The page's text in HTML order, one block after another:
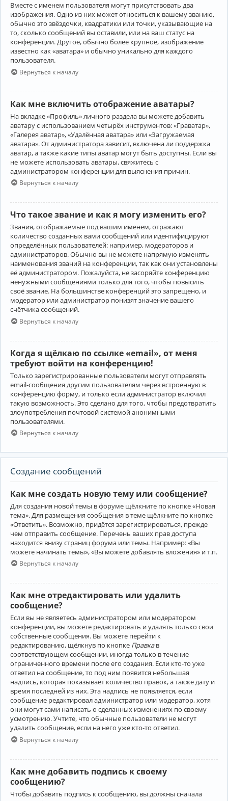
Вместе с именем пользователя могут присутствовать два
изображения. Одно из них может относиться к вашему званию,
обычно это звёздочки, квадратики или точки, указывающие на
то, сколько сообщений вы оставили, или на ваш статус на
конференции. Другое, обычно более крупное, изображение
известно как «аватара» и обычно уникально для каждого
пользователя.
Вернуться к началу
Как мне включить отображение аватары?
На вкладке «Профиль» личного раздела вы можете добавить
аватару с использованием четырёх инструментов: «Граватар»,
«Галерея аватар», «Удалённая аватара» или «Загружаемая
аватара». От администратора зависит, включена ли поддержка
аватар, а также какие типы аватар могут быть доступны. Если вы
не можете использовать аватары, свяжитесь с
администратором конференции для выяснения причин.
Вернуться к началу
Что такое звание и как я могу изменить его?
Звания, отображаемые под вашим именем, отражают
количество созданных вами сообщений или идентифицируют
определённых пользователей: например, модераторов и
администраторов. Обычно вы не можете напрямую изменять
наименования званий на конференции, так как они установлены
её администратором. Пожалуйста, не засоряйте конференцию
ненужными сообщениями только для того, чтобы повысить
своё звание. На большинстве конференций это запрещено, и
модератор или администратор понизят значение вашего
счётчика сообщений.
Вернуться к началу
Когда я щёлкаю по ссылке «email», от меня
требуют войти на конференцию!
Только зарегистрированные пользователи могут отправлять
email-сообщения другим пользователям через встроенную в
конференцию форму, и только если администратор включил
такую возможность. Это сделано для того, чтобы предотвратить
злоупотребления почтовой системой анонимными
пользователями.
Вернуться к началу
Создание сообщений
Как мне создать новую тему или сообщение?
Для создания новой темы в форуме щёлкните по кнопке «Новая
тема». Для размещения сообщения в теме щёлкните по кнопке
«Ответить». Возможно, придётся зарегистрироваться, прежде
чем отправить сообщение. Перечень ваших прав доступа
находится внизу страниц форума или темы. Например: «Вы
можете начинать темы», «Вы можете добавлять вложения» и т.п.
Вернуться к началу
Как мне отредактировать или удалить
сообщение?
Если вы не являетесь администратором или модератором
конференции, вы можете редактировать и удалять только свои
собственные сообщения. Вы можете перейти к
редактированию, щёлкнув по кнопке Правкав
соответствующем сообщении, иногда только в течение
ограниченного времени после его создания. Если кто-то уже
ответил на сообщение, то под ним появится небольшая
надпись, которая показывает количество правок, а также дату и
время последней из них. Эта надпись не появляется, если
сообщение редактировал администратор или модератор, хотя
они могут сами написать о сделанных изменениях по своему
усмотрению. Учтите, что обычные пользователи не могут
удалить сообщение, если на него уже кто-то ответил.
Вернуться к началу
Как мне добавить подпись к своему
сообщению?
Чтобы добавить подпись к сообщению, вы должны сначала